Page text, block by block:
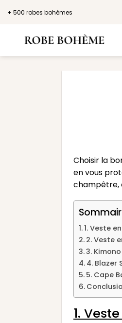
+ 500 robes bohèmes
Choisir la
en vous
champêtre,
1. Veste
2. Veste
3.
4. Blazer
5. Cape
1.